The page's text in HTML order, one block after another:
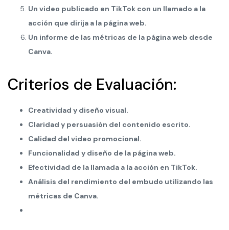
Un video publicado en TikTok con un llamado a la
acción que dirija a la página web.
Un informe de las métricas de la página web desde
Canva.
Criterios de Evaluación:
Creatividad y diseño visual.
Claridad y persuasión del contenido escrito.
Calidad del video promocional.
Funcionalidad y diseño de la página web.
Efectividad de la llamada a la acción en TikTok.
Análisis del rendimiento del embudo utilizando las
métricas de Canva.